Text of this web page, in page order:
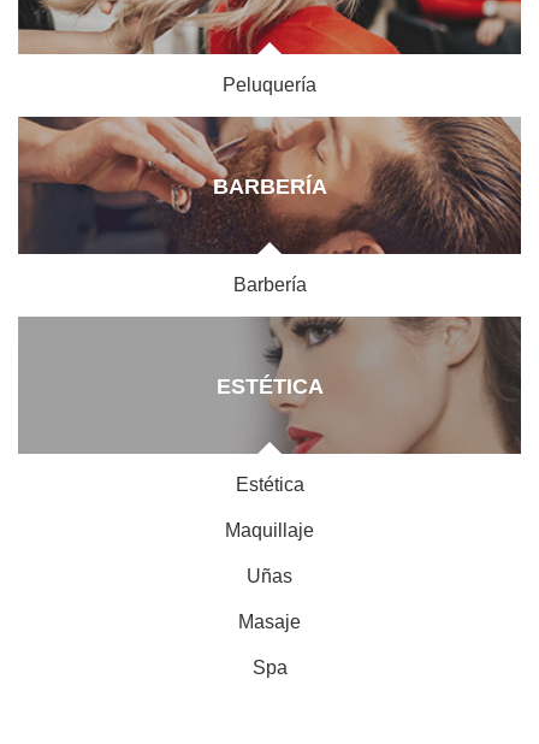
Peluquería
BARBERÍA
Barbería
ESTÉTICA
Estética
Maquillaje
Uñas
Masaje
Spa